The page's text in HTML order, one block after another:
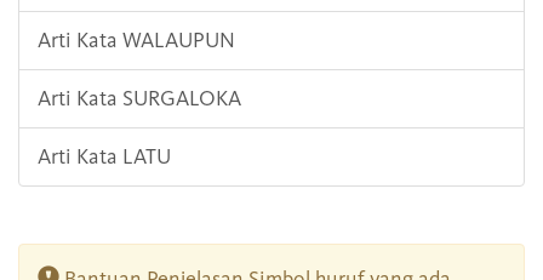
Arti Kata WALAUPUN
Arti Kata SURGALOKA
Arti Kata LATU